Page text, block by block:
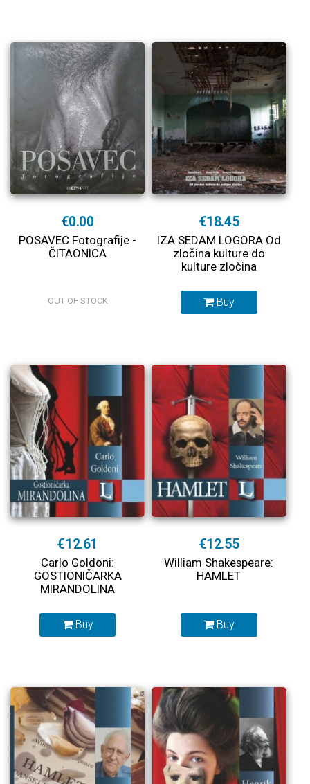
€0.00
POSAVEC Fotografije -
ČITAONICA
OUT OF STOCK
€18.45
IZA SEDAM LOGORA Od
zločina kulture do
kulture zločina
Buy
€12.61
Carlo Goldoni:
GOSTIONIČARKA
MIRANDOLINA
Buy
€12.55
William Shakespeare:
HAMLET
Buy